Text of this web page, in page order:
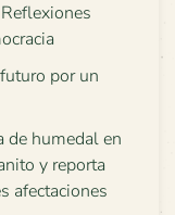
por un
de humedal en
y reporta
afectaciones